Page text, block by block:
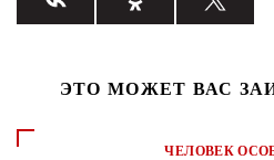
ЭТО МОЖЕТ ВАС
ЧЕЛОВЕК